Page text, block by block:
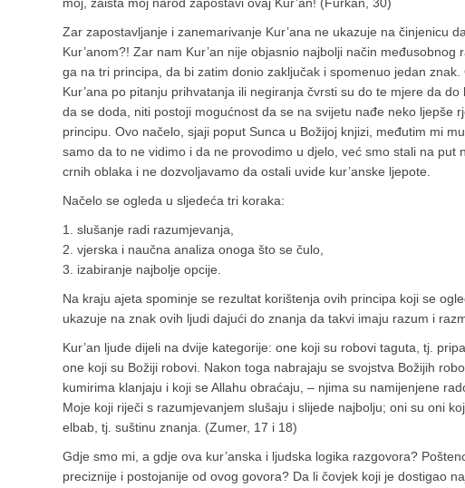
moj, zaista moj narod zapostavi ovaj Kur’an! (Furkan, 30)
Zar zapostavljanje i zanemarivanje Kur’ana ne ukazuje na činjenicu
Kur’anom?! Zar nam Kur’an nije objasnio najbolji način
ga na tri principa, da bi zatim donio zaključak i spomenuo jedan
Kur’ana po pitanju prihvatanja ili negiranja čvrsti su do te mjere da
da se doda, niti postoji mogućnost da se na svijetu nađe neko ljepše
principu. Ovo načelo, sjaji poput Sunca u Božijoj knjizi, međutim mi
samo da to ne vidimo i da ne provodimo u djelo, već smo stali na put
crnih oblaka i ne dozvoljavamo da ostali uvide kur’anske ljepote.
Načelo se ogleda u sljedeća tri koraka:
1. slušanje radi razumjevanja,
2. vjerska i naučna analiza onoga što se čulo,
3. izabiranje najbolje opcije.
Na kraju ajeta spominje se rezultat korištenja ovih principa koji se
ukazuje na znak ovih ljudi dajući do znanja da takvi imaju razum i
Kur’an ljude dijeli na dvije kategorije: one koji su robovi taguta, tj.
one koji su Božiji robovi. Nakon toga nabrajaju se svojstva Božijih
kumirima klanjaju i koji se Allahu obraćaju, – njima su namijenjene
Moje koji riječi s razumjevanjem slušaju i slijede najbolju; oni su oni
elbab, tj. suštinu znanja. (Zumer, 17 i 18)
Gdje smo mi, a gdje ova kur’anska i ljudska logika razgovora?
preciznije i postojanije od ovog govora? Da li čovjek koji je dostigao